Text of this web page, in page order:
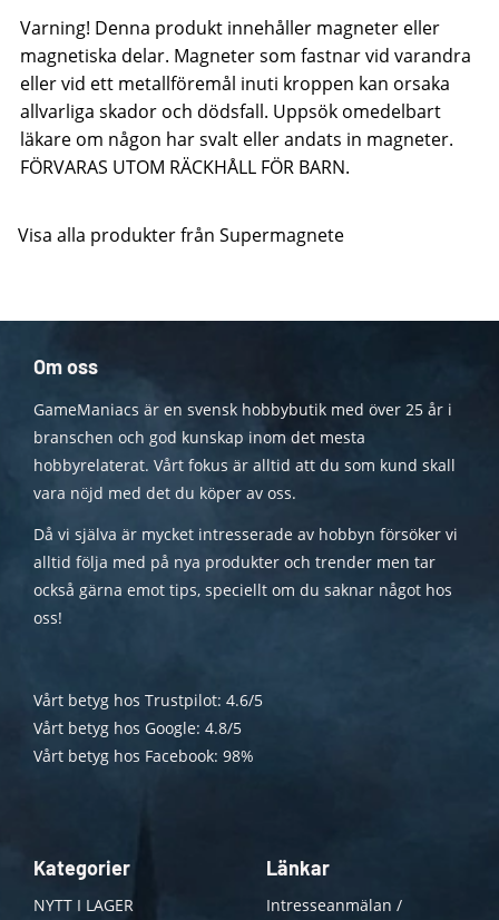
Varning! Denna produkt innehåller magneter eller
magnetiska delar. Magneter som fastnar vid varandra
eller vid ett metallföremål inuti kroppen kan orsaka
allvarliga skador och dödsfall. Uppsök omedelbart
läkare om någon har svalt eller andats in magneter.
FÖRVARAS UTOM RÄCKHÅLL FÖR BARN.
Visa alla produkter från Supermagnete
Om oss
GameManiacs är en svensk hobbybutik med över 25 år i
branschen och god kunskap inom det mesta
hobbyrelaterat. Vårt fokus är alltid att du som kund skall
vara nöjd med det du köper av oss.
Då vi själva är mycket intresserade av hobbyn försöker vi
alltid följa med på nya produkter och trender men tar
också gärna emot tips, speciellt om du saknar något hos
oss!
Vårt betyg hos Trustpilot: 4.6/5
Vårt betyg hos Google: 4.8/5
Vårt betyg hos Facebook: 98%
Kategorier
NYTT I LAGER
Länkar
Intresseanmälan /